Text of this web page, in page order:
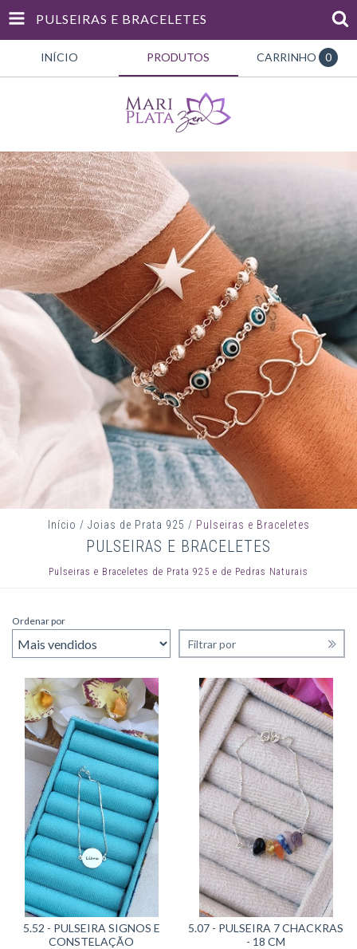
PULSEIRAS E BRACELETES
INÍCIO PRODUTOS CARRINHO 0
Início / Joias de Prata 925 / Pulseiras e Braceletes
PULSEIRAS E BRACELETES
Pulseiras e Braceletes de Prata 925 e de Pedras Naturais
Ordenar por
Filtrar por
5.52 - PULSEIRA SIGNOS E
CONSTELAÇÃO
5.07 - PULSEIRA 7 CHACKRAS
- 18 CM